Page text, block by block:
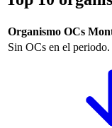
Organismo OCs
Sin OCs en el periodo.